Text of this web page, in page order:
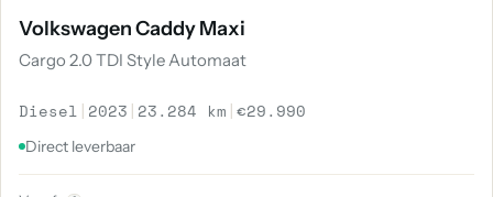
Volkswagen Caddy Maxi
Cargo 2.0 TDI Style Automaat
Diesel | 2023 | 23.284 km |€29.990
Direct leverbaar